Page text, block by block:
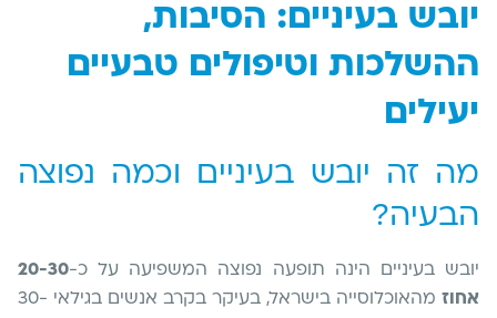
יובש בעיניים: הסיבות,
ההשלכות וטיפולים טבעיים
יעילים
מה זה יובש בעיניים וכמה נפוצה
הבעיה?
יובש בעיניים הינה תופעה נפוצה המשפיעה על כ-20-30
אחוז
מהאוכלוסייה בישראל, בעיקר בקרב אנשים בגילאי 30-